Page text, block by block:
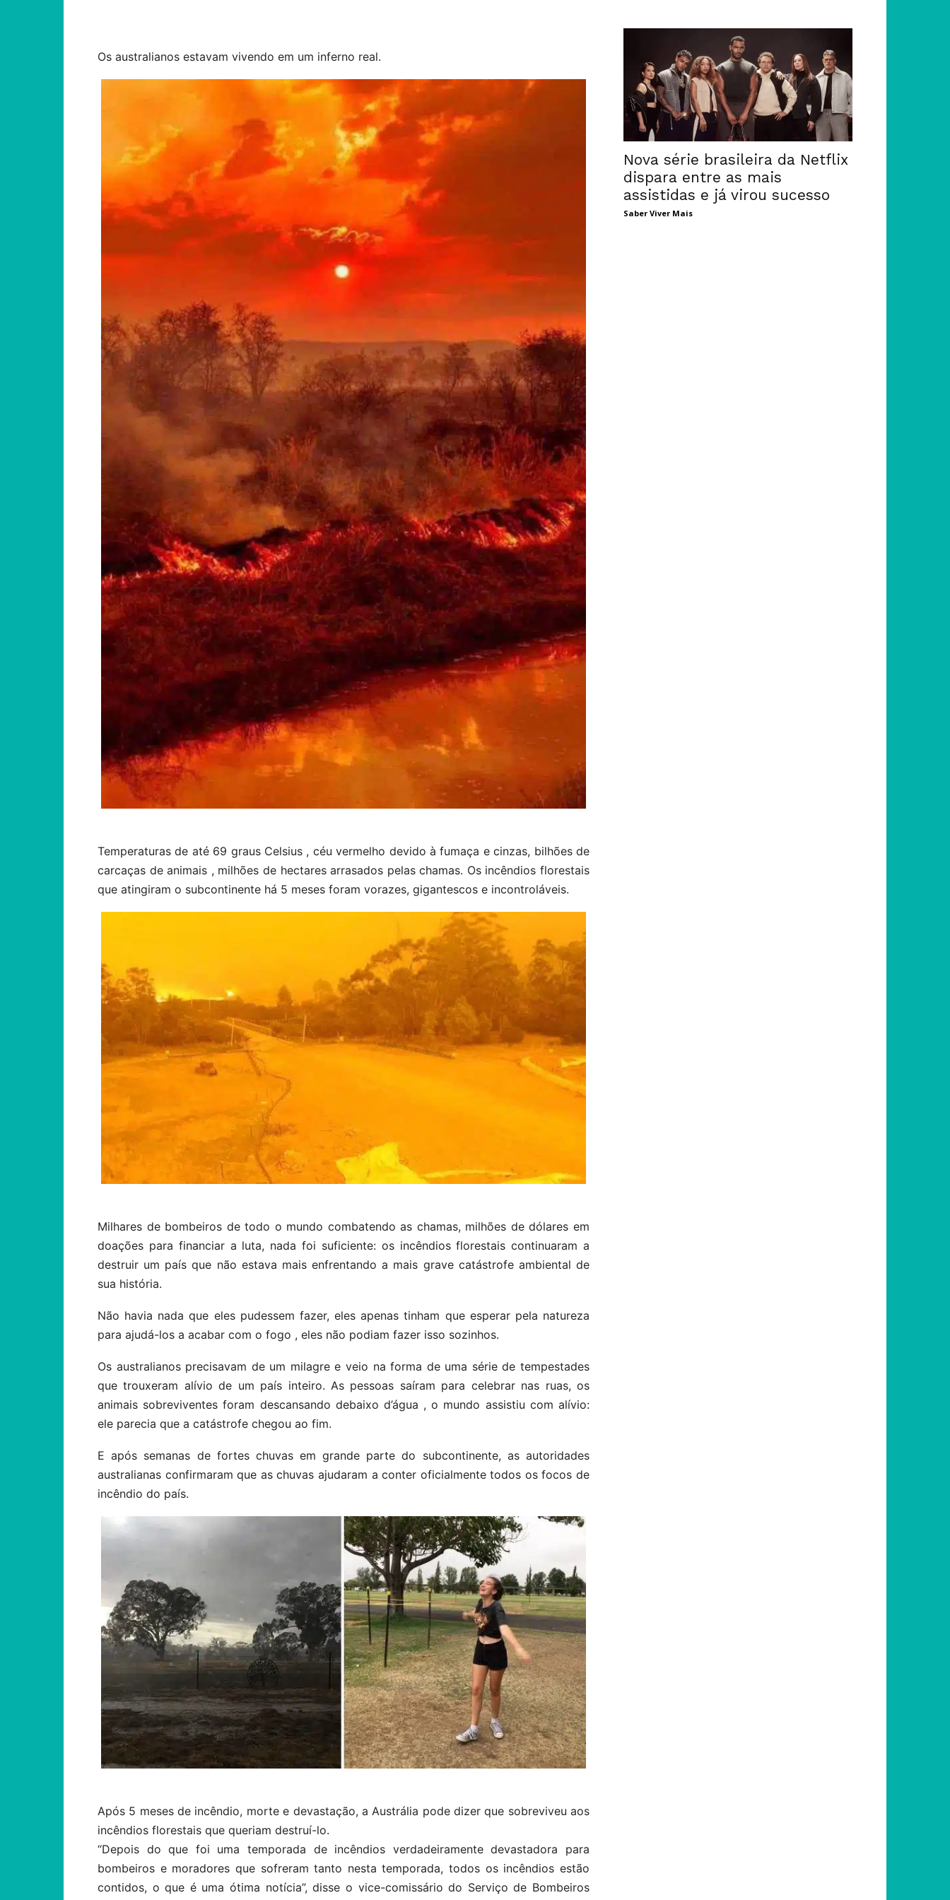
Os australianos estavam vivendo em um inferno real.
Temperaturas de até 69 graus Celsius , céu vermelho devido à fumaça e cinzas, bilhões de
carcaças de animais , milhões de hectares arrasados ​​pelas chamas. Os incêndios florestais
que atingiram o subcontinente há 5 meses foram vorazes, gigantescos e incontroláveis.
Milhares de bombeiros de todo o mundo combatendo as chamas, milhões de dólares em
doações para financiar a luta, nada foi suficiente: os incêndios florestais continuaram a
destruir um país que não estava mais enfrentando a mais grave catástrofe ambiental de
sua história.
Não havia nada que eles pudessem fazer, eles apenas tinham que esperar pela natureza
para ajudá-los a acabar com o fogo , eles não podiam fazer isso sozinhos.
Os australianos precisavam de um milagre e veio na forma de uma série de tempestades
que trouxeram alívio de um país inteiro. As pessoas saíram para celebrar nas ruas, os
animais sobreviventes foram descansando debaixo d’água , o mundo assistiu com alívio:
ele parecia que a catástrofe chegou ao fim.
E após semanas de fortes chuvas em grande parte do subcontinente, as autoridades
australianas confirmaram que as chuvas ajudaram a conter oficialmente todos os focos de
incêndio do país.
Após 5 meses de incêndio, morte e devastação, a Austrália pode dizer que sobreviveu aos
incêndios florestais que queriam destruí-lo.
“Depois do que foi uma temporada de incêndios verdadeiramente devastadora para
bombeiros e moradores que sofreram tanto nesta temporada, todos os incêndios estão
contidos, o que é uma ótima notícia”, disse o vice-comissário do Serviço de Bombeiros
Nova série brasileira da Netflix
dispara entre as mais
assistidas e já virou sucesso
Saber Viver Mais